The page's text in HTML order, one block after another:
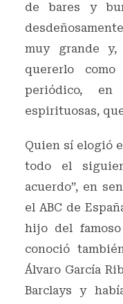
de bares y
muy grande
quererlo
periódico, en
espirituosas,
Quien sí elogió
todo el
acuerdo”, en
el ABC de
hijo del
conoció
Álvaro García
Barclays y